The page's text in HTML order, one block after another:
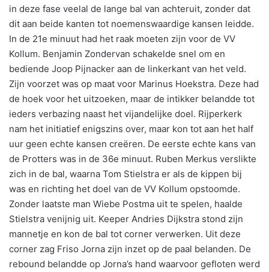
in deze fase veelal de lange bal van achteruit, zonder dat
dit aan beide kanten tot noemenswaardige kansen leidde.
In de 21e minuut had het raak moeten zijn voor de VV
Kollum. Benjamin Zondervan schakelde snel om en
bediende Joop Pijnacker aan de linkerkant van het veld.
Zijn voorzet was op maat voor Marinus Hoekstra. Deze had
de hoek voor het uitzoeken, maar de intikker belandde tot
ieders verbazing naast het vijandelijke doel. Rijperkerk
nam het initiatief enigszins over, maar kon tot aan het half
uur geen echte kansen creëren. De eerste echte kans van
de Protters was in de 36e minuut. Ruben Merkus verslikte
zich in de bal, waarna Tom Stielstra er als de kippen bij
was en richting het doel van de VV Kollum opstoomde.
Zonder laatste man Wiebe Postma uit te spelen, haalde
Stielstra venijnig uit. Keeper Andries Dijkstra stond zijn
mannetje en kon de bal tot corner verwerken. Uit deze
corner zag Friso Jorna zijn inzet op de paal belanden. De
rebound belandde op Jorna’s hand waarvoor gefloten werd